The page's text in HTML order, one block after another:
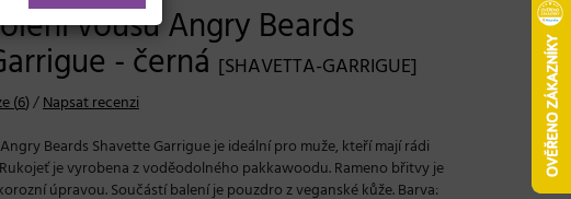
vousů Angry Beards
- černá [SHAVETTA-GARRIGUE]
(6)/Napsat recenzi
Beards Shavette Garrigue je ideální pro muže, kteří mají rádi
je vyrobena z voděodolného pakkawoodu. Rameno břitvy je
úpravou. Součástí balení je pouzdro z veganské kůže. Barva: